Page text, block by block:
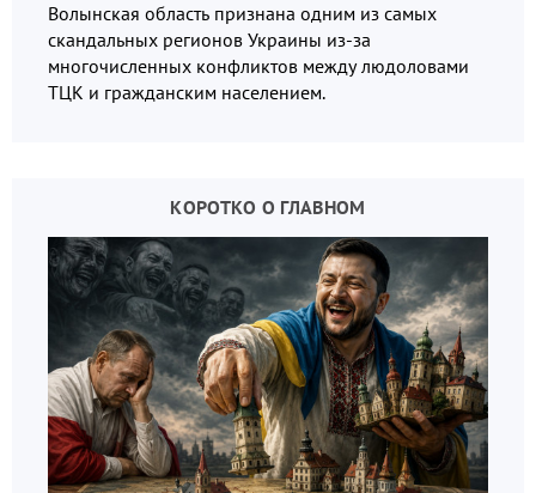
Волынская область признана одним из самых
скандальных регионов Украины из-за
многочисленных конфликтов между людоловами
ТЦК и гражданским населением.
КОРОТКО О ГЛАВНОМ